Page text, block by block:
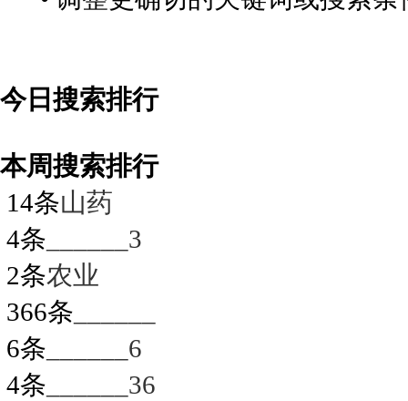
今日搜索排行
本周搜索排行
14条山药
4条 ______3
2条农业
366条
6条 ______6
4条 ______36